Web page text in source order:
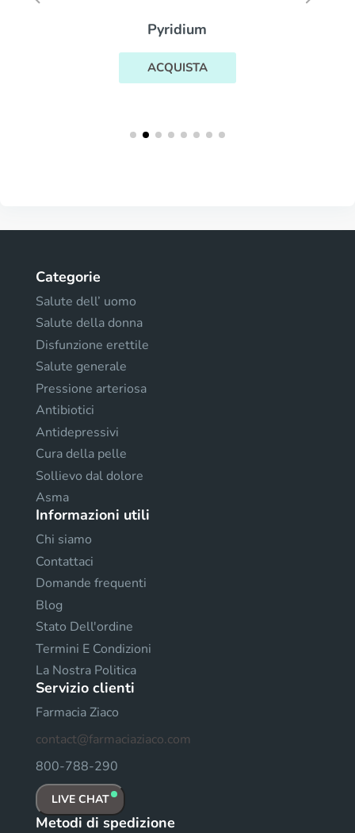
Pyridium
ACQUISTA
Categorie
Salute dell’ uomo
Salute della donna
Disfunzione erettile
Salute generale
Pressione arteriosa
Antibiotici
Antidepressivi
Cura della pelle
Sollievo dal dolore
Asma
Informazioni utili
Chi siamo
Contattaci
Domande frequenti
Blog
Stato Dell'ordine
Termini E Condizioni
La Nostra Politica
Servizio clienti
Farmacia Ziaco
contact@farmaciaziaco.com
800-788-290
LIVE CHAT
Metodi di spedizione